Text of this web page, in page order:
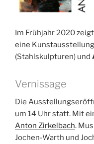
Im Frühjahr 2020
eine
(Stahlskulpturen) und
Vernissage
Die
um 14 Uhr statt. Mit
Anton Zirkelbach.
Jochen-Warth und